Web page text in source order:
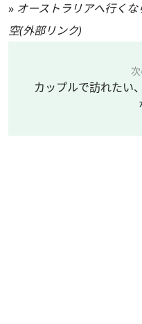
» オーストラリアへ行く
空(外部リンク)
カップルで訪れたい